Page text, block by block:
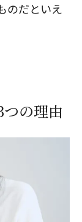
のだといえ
の理由